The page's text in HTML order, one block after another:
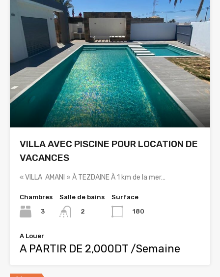
VILLA AVEC PISCINE POUR LOCATION DE
VACANCES
« VILLA AMANI » À TEZDAINE À 1 km de la mer…
Chambres
3
Salle de bains
2
Surface
180
A Louer
A PARTIR DE 2,000DT /Semaine